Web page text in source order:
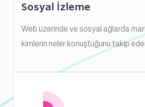
Sosyal İzleme
Web üzerinde ve sosyal ağlarda
kimlerin neler konuştuğunu takip